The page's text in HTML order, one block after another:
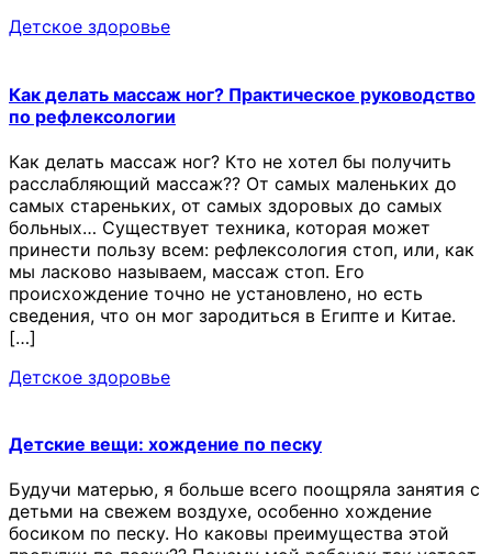
Детское здоровье
Как делать массаж ног? Практическое руководство
по рефлексологии
Как делать массаж ног? Кто не хотел бы получить
расслабляющий массаж?? От самых маленьких до
самых стареньких, от самых здоровых до самых
больных… Существует техника, которая может
принести пользу всем: рефлексология стоп, или, как
мы ласково называем, массаж стоп. Его
происхождение точно не установлено, но есть
сведения, что он мог зародиться в Египте и Китае.
[…]
Детское здоровье
Детские вещи: хождение по песку
Будучи матерью, я больше всего поощряла занятия с
детьми на свежем воздухе, особенно хождение
босиком по песку. Но каковы преимущества этой